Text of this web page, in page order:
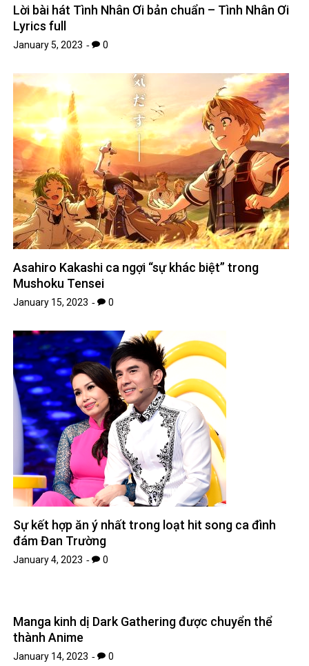
Lời bài hát Tình Nhân Ơi bản chuẩn – Tình Nhân Ơi
Lyrics full
January 5, 2023 0
Asahiro Kakashi ca ngợi “sự khác biệt” trong
Mushoku Tensei
January 15, 2023 0
Sự kết hợp ăn ý nhất trong loạt hit song ca đình
đám Đan Trường
January 4, 2023 0
Manga kinh dị Dark Gathering được chuyển thể
thành Anime
January 14, 2023 0